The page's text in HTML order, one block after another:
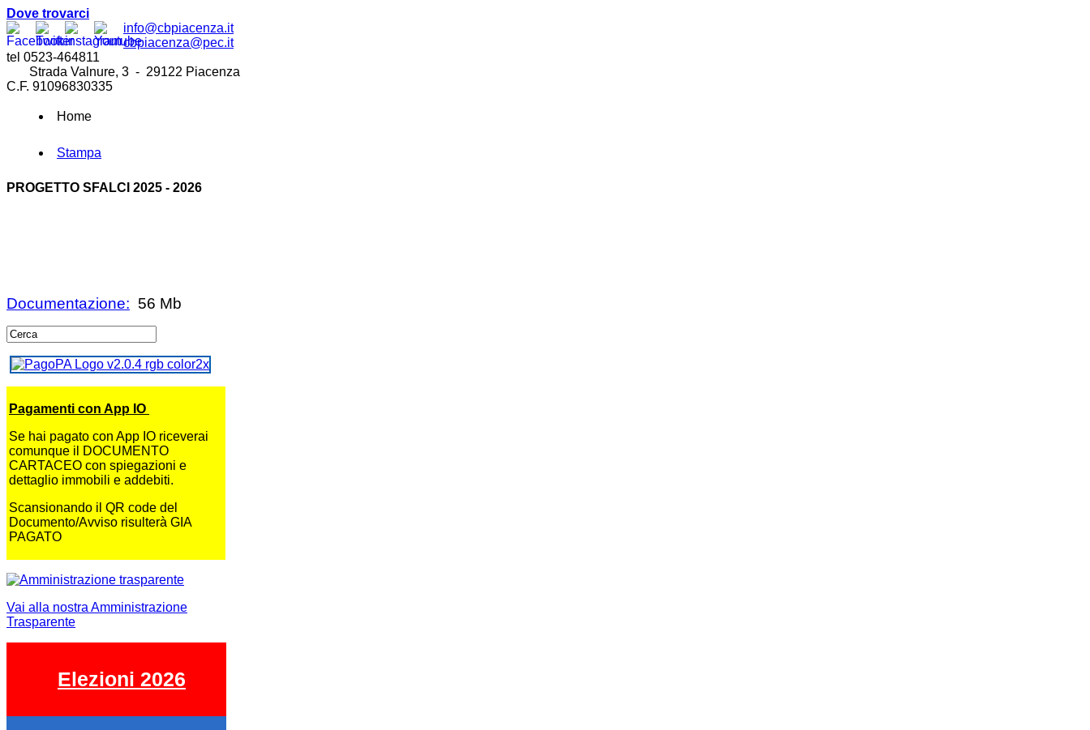
Dove trovarci
info@cbpiacenza.it
cbpiacenza@pec.it
tel 0523-464811
Strada Valnure, 3 - 29122 Piacenza
C.F. 91096830335
Home
Stampa
PROGETTO SFALCI 2025 - 2026
Documentazione: 56 Mb
Pagamenti con App IO
Se hai pagato con App IO riceverai
comunque il DOCUMENTO
CARTACEO con spiegazioni e
dettaglio immobili e addebiti.
Scansionando il QR code del
Documento/Avviso risulterà GIA
PAGATO
Vai alla nostra Amministrazione
Trasparente
Elezioni 2026